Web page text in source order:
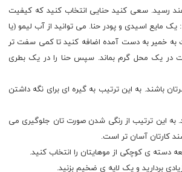
رسید. سعی کنید حنایی انتخاب کنید که کیفیت
مایع اسیدی و پودر حنا. می توانید از آب لیمو (یا
به خمیر به دست آمده اضافه کنید تا کمی سفت تر
را با یک پلاستیک بپوشانید و بگذارید حنا حداقل به مدت ۱۲ ساعت در یک محل گرم بماند. سپس حنا را در یک بطری
باشند. به این ترتیب به گیره ای برای نگه داشتن
به این ترتیب از رنگی شدن صورت تان جلوگیری می
کارتان آسان تر است.